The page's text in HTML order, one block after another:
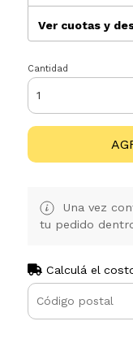
Ver cuotas y
Cantidad
Una vez
tu pedido
Calculá el